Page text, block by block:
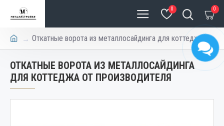
0 0
Откатные ворота из металлосайдинга для коттеджа
ОТКАТНЫЕ ВОРОТА ИЗ МЕТАЛЛОСАЙДИНГА
ДЛЯ КОТТЕДЖА ОТ ПРОИЗВОДИТЕЛЯ